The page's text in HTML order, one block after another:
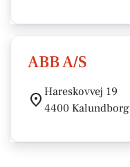
ABB A/S
Hareskovvej 19
4400 Kalundborg